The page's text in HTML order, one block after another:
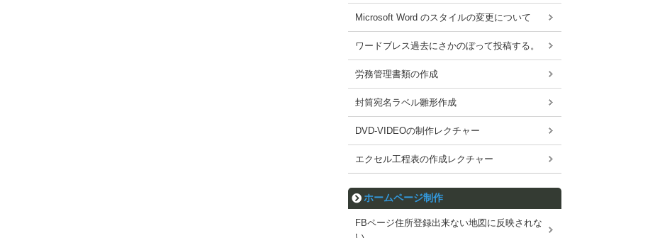
Microsoft Word のスタイルの変更について
ワードブレス過去にさかのぼって投稿する。
労務管理書類の作成
封筒宛名ラベル雛形作成
DVD-VIDEOの制作レクチャー
エクセル工程表の作成レクチャー
ホームページ制作
FBページ住所登録出来ない地図に反映されな